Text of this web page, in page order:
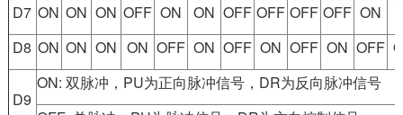
D7 ON ON ON OFF ON ON OFF OFF OFF OFF ON
D8 ON ON ON ON OFF ON OFF ON OFF ON OFF
D9
ON: 双脉冲，PU为正向脉冲信号，DR为反向脉冲信号